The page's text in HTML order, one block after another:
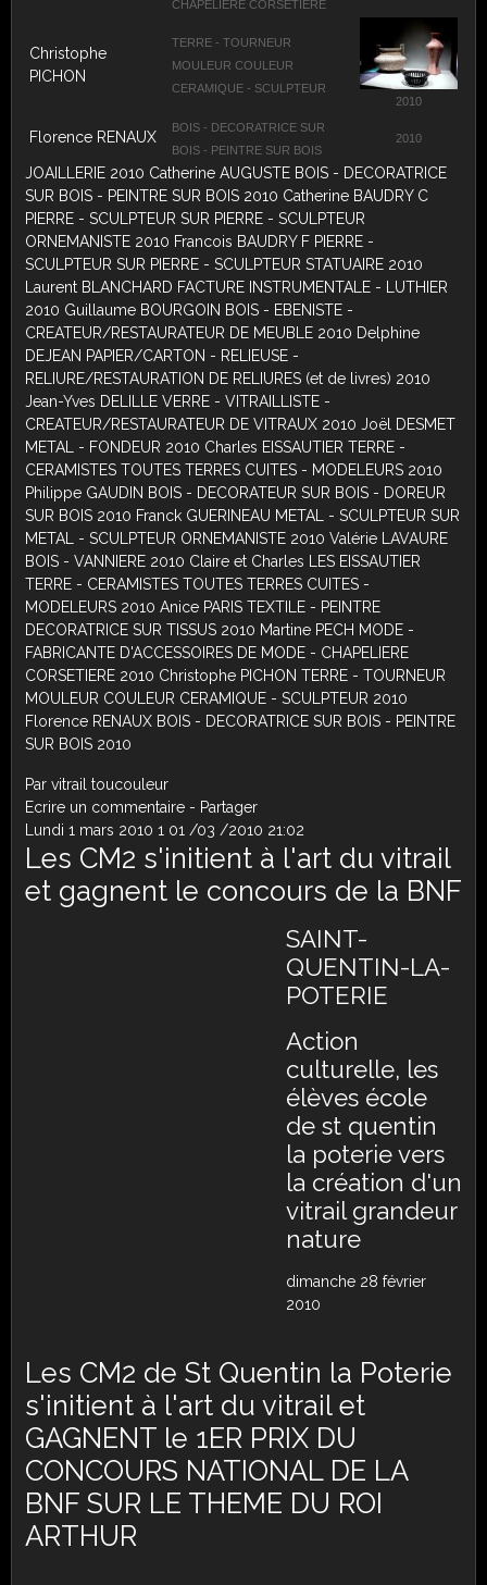
CHAPELIERE CORSETIERE
Christophe
PICHON
TERRE - TOURNEUR
MOULEUR COULEUR
CERAMIQUE - SCULPTEUR
2010
Florence RENAUX
BOIS - DECORATRICE SUR
BOIS - PEINTRE SUR BOIS
2010
JOAILLERIE 2010 Catherine AUGUSTE BOIS - DECORATRICE
SUR BOIS - PEINTRE SUR BOIS 2010 Catherine BAUDRY C
PIERRE - SCULPTEUR SUR PIERRE - SCULPTEUR
ORNEMANISTE 2010 Francois BAUDRY F PIERRE -
SCULPTEUR SUR PIERRE - SCULPTEUR STATUAIRE 2010
Laurent BLANCHARD FACTURE INSTRUMENTALE - LUTHIER
2010 Guillaume BOURGOIN BOIS - EBENISTE -
CREATEUR/RESTAURATEUR DE MEUBLE 2010 Delphine
DEJEAN PAPIER/CARTON - RELIEUSE -
RELIURE/RESTAURATION DE RELIURES (et de livres) 2010
Jean-Yves DELILLE VERRE - VITRAILLISTE -
CREATEUR/RESTAURATEUR DE VITRAUX 2010 Joël DESMET
METAL - FONDEUR 2010 Charles EISSAUTIER TERRE -
CERAMISTES TOUTES TERRES CUITES - MODELEURS 2010
Philippe GAUDIN BOIS - DECORATEUR SUR BOIS - DOREUR
SUR BOIS 2010 Franck GUERINEAU METAL - SCULPTEUR SUR
METAL - SCULPTEUR ORNEMANISTE 2010 Valérie LAVAURE
BOIS - VANNIERE 2010 Claire et Charles LES EISSAUTIER
TERRE - CERAMISTES TOUTES TERRES CUITES -
MODELEURS 2010 Anice PARIS TEXTILE - PEINTRE
DECORATRICE SUR TISSUS 2010 Martine PECH MODE -
FABRICANTE D'ACCESSOIRES DE MODE - CHAPELIERE
CORSETIERE 2010 Christophe PICHON TERRE - TOURNEUR
MOULEUR COULEUR CERAMIQUE - SCULPTEUR 2010
Florence RENAUX BOIS - DECORATRICE SUR BOIS - PEINTRE
SUR BOIS 2010
Par vitrail toucouleur
Ecrire un commentaire - Partager
Lundi 1 mars 2010 1 01 /03 /2010 21:02
Les CM2 s'initient à l'art du vitrail
et gagnent le concours de la BNF
SAINT-
QUENTIN-LA-
POTERIE
Action
culturelle, les
élèves école
de st quentin
la poterie vers
la création d'un
vitrail grandeur
nature
dimanche 28 février
2010
Les CM2 de St Quentin la Poterie
s'initient à l'art du vitrail et
GAGNENT le 1ER PRIX DU
CONCOURS NATIONAL DE LA
BNF SUR LE THEME DU ROI
ARTHUR